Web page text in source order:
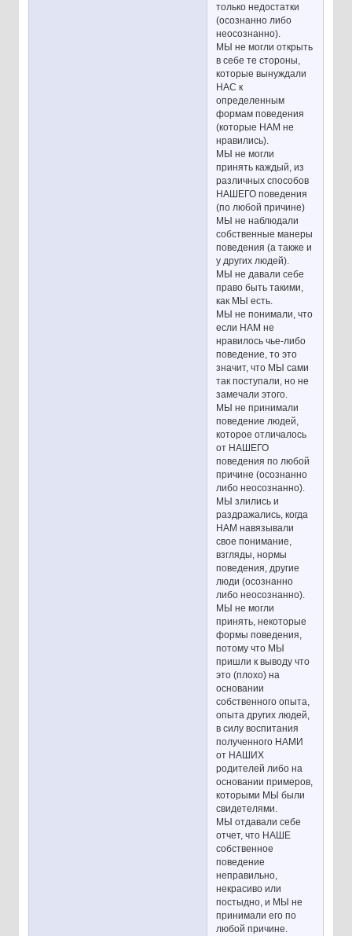
только недостатки
(осознанно либо
неосознанно).
МЫ не могли открыть
в себе те стороны,
которые вынуждали
НАС к
определенным
формам поведения
(которые НАМ не
нравились).
МЫ не могли
принять каждый, из
различных способов
НАШЕГО поведения
(по любой причине)
МЫ не наблюдали
собственные манеры
поведения (а также и
у других людей).
МЫ не давали себе
право быть такими,
как МЫ есть.
МЫ не понимали, что
если НАМ не
нравилось чье-либо
поведение, то это
значит, что МЫ сами
так поступали, но не
замечали этого.
МЫ не принимали
поведение людей,
которое отличалось
от НАШЕГО
поведения по любой
причине (осознанно
либо неосознанно).
МЫ злились и
раздражались, когда
НАМ навязывали
свое понимание,
взгляды, нормы
поведения, другие
люди (осознанно
либо неосознанно).
МЫ не могли
принять, некоторые
формы поведения,
потому что МЫ
пришли к выводу что
это (плохо) на
основании
собственного опыта,
опыта других людей,
в силу воспитания
полученного НАМИ
от НАШИХ
родителей либо на
основании примеров,
которыми МЫ были
свидетелями.
МЫ отдавали себе
отчет, что НАШЕ
собственное
поведение
неправильно,
некрасиво или
постыдно, и МЫ не
принимали его по
любой причине.